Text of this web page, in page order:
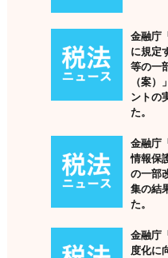
金融庁
に規定
等の一
（案
ントの
た。
金融庁
情報保
の一部
集の結
た。
金融庁
度化に